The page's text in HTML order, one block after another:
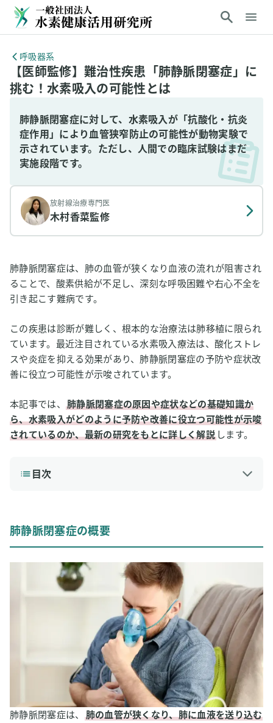
呼吸器系
【医師監修】難治性疾患「肺静脈閉塞症」に
挑む！水素吸入の可能性とは
肺静脈閉塞症に対して、水素吸入が「抗酸化・抗炎
症作用」により血管狭窄防止の可能性が動物実験で
示されています。ただし、人間での臨床試験はまだ
実施段階です。
放射線治療専門医
木村香菜監修
肺静脈閉塞症は、肺の血管が狭くなり血液の流れが阻害され
ることで、酸素供給が不足し、深刻な呼吸困難や右心不全を
引き起こす難病です。
この疾患は診断が難しく、根本的な治療法は肺移植に限られ
ています。最近注目されている水素吸入療法は、酸化ストレ
スや炎症を抑える効果があり、肺静脈閉塞症の予防や症状改
善に役立つ可能性が示唆されています。
本記事では、
肺静脈閉塞症の原因や症状などの基礎知識か
ら、水素吸入がどのように予防や改善に役立つ可能性が示唆
されているのか、最新の研究をもとに詳しく解説 します。
目次
水素吸入は肺静脈閉塞症の予防・改善に効果はある？
肺静脈閉塞症の予防の可能性
肺静脈閉塞症の症状改善の可能性
【私はこう考える】水素吸入と肺静脈閉塞症
肺静脈閉塞症の概要
肺静脈閉塞症は、
肺の血管が狭くなり、肺に血液を送り込む